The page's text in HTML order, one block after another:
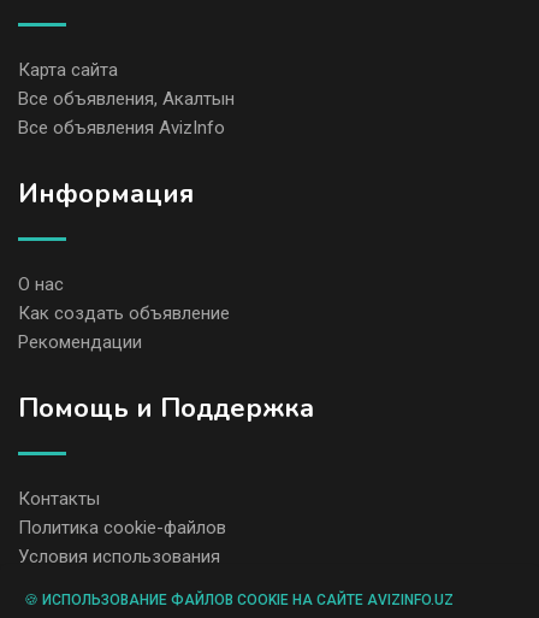
Карта сайта
Все объявления, Акалтын
Все объявления AvizInfo
Информация
О нас
Как создать объявление
Рекомендации
Помощь и Поддержка
Контакты
Политика cookie-файлов
Условия использования
🍪 ИСПОЛЬЗОВАНИЕ ФАЙЛОВ COOKIE НА САЙТЕ AVIZINFO.UZ